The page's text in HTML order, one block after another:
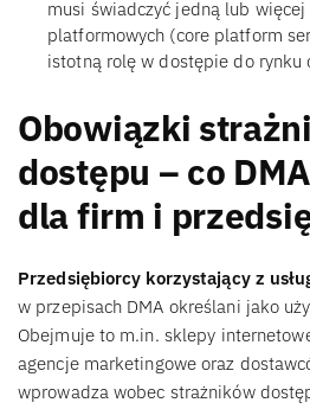
musi świadczyć jedną lub więcej
platformowych (core platform
istotną rolę w dostępie do rynku
Obowiązki
dostępu – co
dla firm i
Przedsiębiorcy korzystający z
w przepisach DMA określani jako
Obejmuje to m.in. sklepy
agencje marketingowe oraz
wprowadza wobec strażników